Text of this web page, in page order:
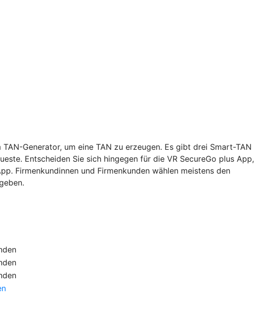
Generator, um eine TAN zu erzeugen. Es gibt drei Smart-TAN
Entscheiden Sie sich hingegen für die VR SecureGo plus App,
Firmenkundinnen und Firmenkunden wählen meistens den